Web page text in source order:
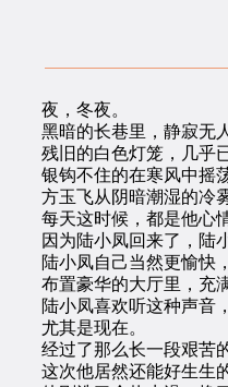
夜，冬夜。
黑暗的长巷里，静寂无人
残旧的白色灯笼，几乎已
银钩不住的在寒风中摇荡
方玉飞从阴暗潮湿的冷雾
每天这时候，都是他心情
因为陆小凤回来了，陆小
陆小凤自己当然更愉快，
布置豪华的大厅里，充满
陆小凤喜欢听这种声音，
尤其是现在。
经过了那么长一段艰苦的
这次他居然还能好生生的